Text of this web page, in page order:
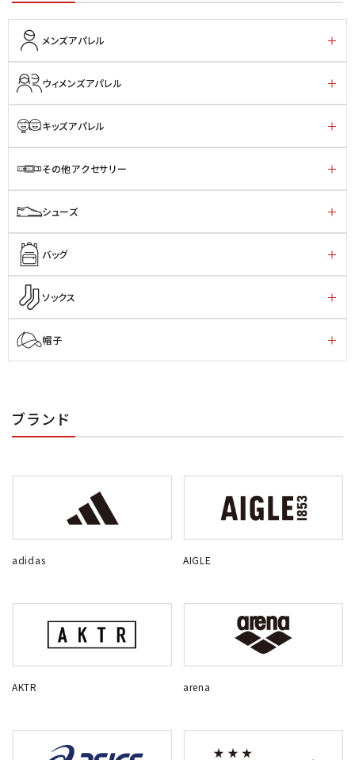
メンズアパレル
ウィメンズアパレル
キッズアパレル
その他アクセサリー
シューズ
バッグ
ソックス
帽子
ブランド
adidas AIGLE
AKTR arena